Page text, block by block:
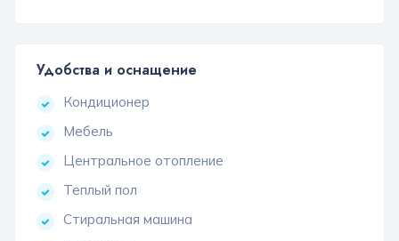
Удобства и оснащение
Кондиционер
Мебель
Центральное отопление
Теплый пол
Стиральная машина